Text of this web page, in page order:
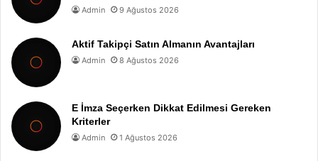
Admin 9 Ağustos 2026
Aktif Takipçi Satın Almanın Avantajları
Admin 8 Ağustos 2026
E İmza Seçerken Dikkat Edilmesi Gereken
Kriterler
Admin 1 Ağustos 2026